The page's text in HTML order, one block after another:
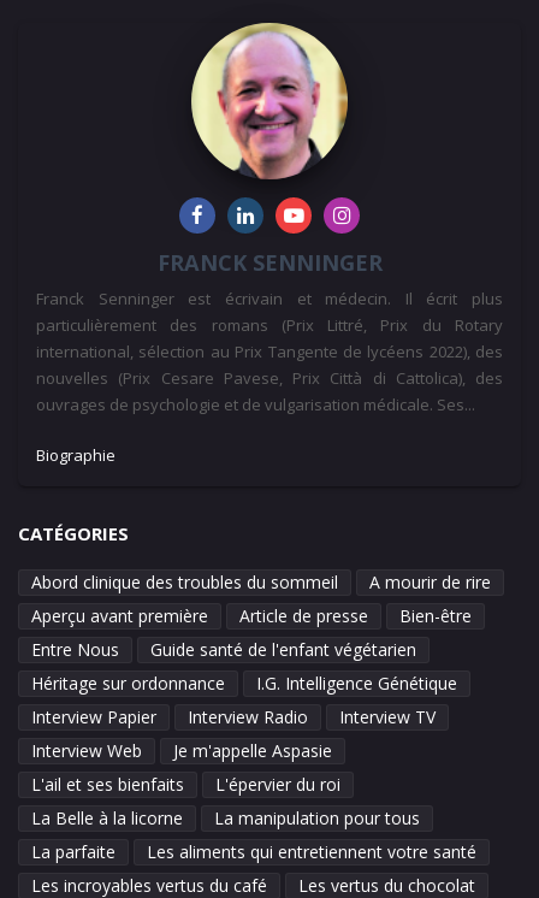
FRANCK SENNINGER
Franck Senninger est écrivain et médecin. Il écrit plus
particulièrement des romans (Prix Littré, Prix du Rotary
international, sélection au Prix Tangente de lycéens 2022), des
nouvelles (Prix Cesare Pavese, Prix Città di Cattolica), des
ouvrages de psychologie et de vulgarisation médicale. Ses...
Biographie
CATÉGORIES
Abord clinique des troubles du sommeil
A mourir de rire
Aperçu avant première
Article de presse
Bien-être
Entre Nous
Guide santé de l'enfant végétarien
Héritage sur ordonnance
I.G. Intelligence Génétique
Interview Papier
Interview Radio
Interview TV
Interview Web
Je m'appelle Aspasie
L'ail et ses bienfaits
L'épervier du roi
La Belle à la licorne
La manipulation pour tous
La parfaite
Les aliments qui entretiennent votre santé
Les incroyables vertus du café
Les vertus du chocolat